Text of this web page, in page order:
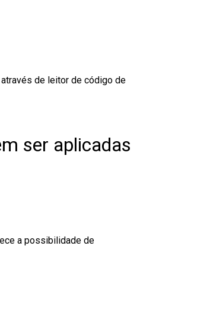
de leitor de código de
ser aplicadas
a possibilidade de